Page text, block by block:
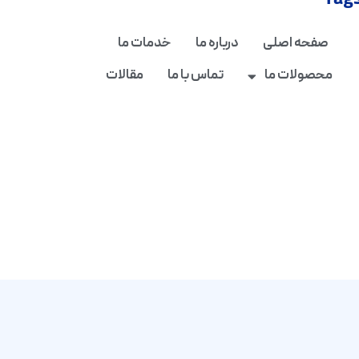
صفحه اصلی درباره ما
خدمات ما
محصولات ما
تماس با ما مقالات